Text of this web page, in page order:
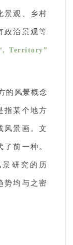
景观、乡村
政治景观等
Territory”
的风景概念
指某个地方
风景画。文
前一种。
研究的历
势均与之密